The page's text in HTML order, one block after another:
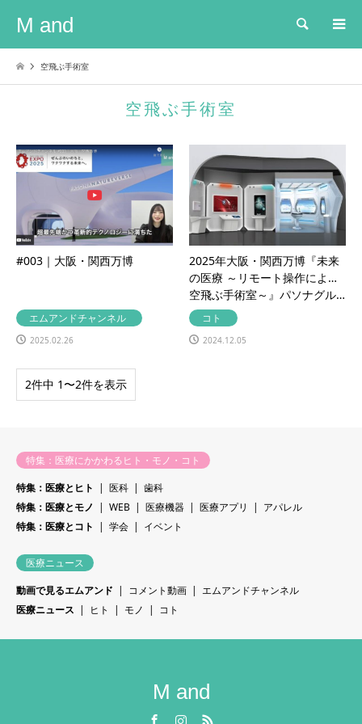
M and 検索
空飛ぶ手術室
空飛ぶ手術室
#003｜大阪・関西万博
エムアンドチャンネル
2025.02.26
2025年大阪・関西万博『未来
の医療 ～リモート操作による
空飛ぶ手術室～』パソナグル…
コト
2024.12.05
2件中 1〜2件を表示
特集：医療にかかわるヒト・モノ・コト
特集：医療とヒト
医科
歯科
特集：医療とモノ
WEB 医療機器 医療アプリ
アパレル
特集：医療とコト
学会 イベント
医療ニュース
動画で見るエムアンド
コメント動画
エムアンドチャンネル
医療ニュース
ヒト モノ コト
M and